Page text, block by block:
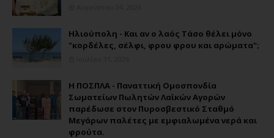
Ηλιούπολη - Και αν ο λαός Τάσο θέλει μόνο
"κορδέλες, σέλφι, φρου φρου και αρώματα";
Η ΠΟΣΠΛΑ - Παναττική Ομοσπονδία
Σωματείων Πωλητών Λαϊκών Αγορών
παρέδωσε στον Πυροσβεστικό Σταθμό
Μεγάρων παλέτες με εμφιαλωμένα νερά και
φρούτα.